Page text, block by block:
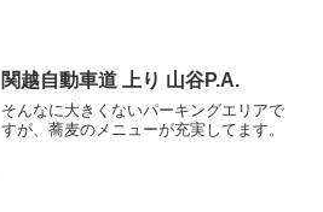
関越自動車道 上り 山谷P.A.
そんなに大きくないパーキングエリアで
すが、蕎麦のメニューが充実してます。